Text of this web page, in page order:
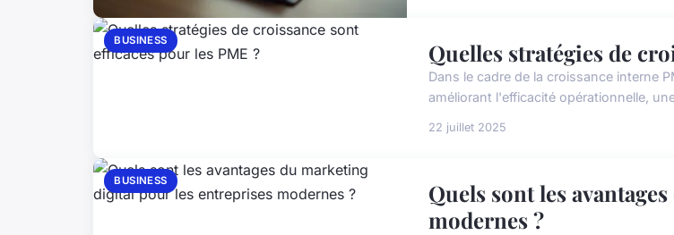
BUSINESS Quelles stratégies de
Dans le cadre de la croissance interne
améliorant l'efficacité opérationnelle,
22 juillet 2025
BUSINESS
Quels sont les
modernes ?